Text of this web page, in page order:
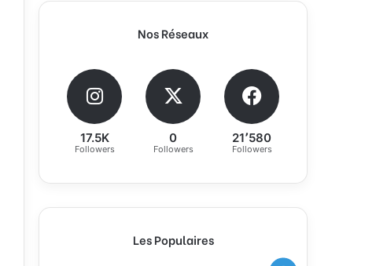
Nos Réseaux
21٬580
Followers
0
Followers
17.5K
Followers
Les Populaires